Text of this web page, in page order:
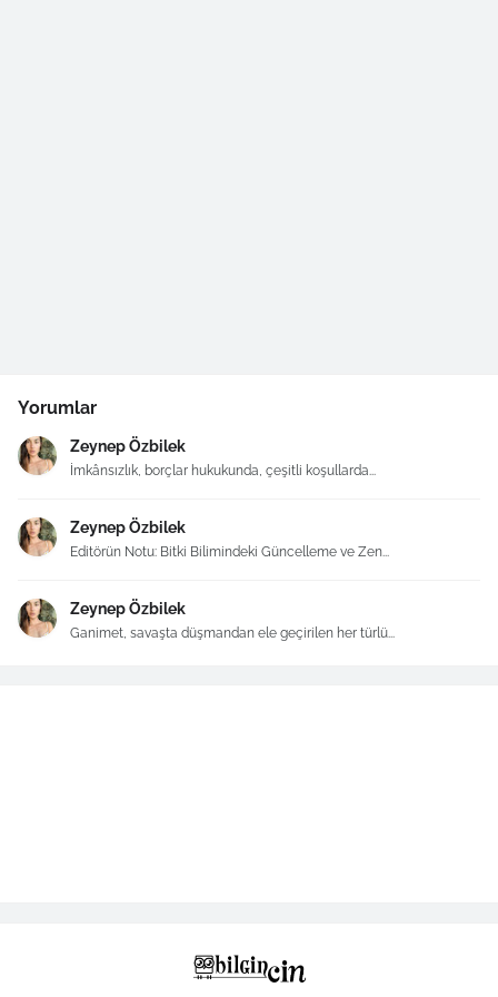
Yorumlar
Zeynep Özbilek
İmkânsızlık, borçlar hukukunda, çeşitli koşullarda...
Zeynep Özbilek
Editörün Notu: Bitki Bilimindeki Güncelleme ve Zen...
Zeynep Özbilek
Ganimet, savaşta düşmandan ele geçirilen her türlü...